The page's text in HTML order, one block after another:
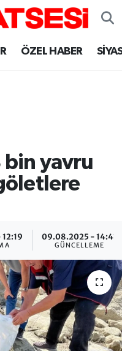
ÖZEL HABER
bin yavru
09.08.2025 - 14:41
GÜNCELLEME
ve Fikstür